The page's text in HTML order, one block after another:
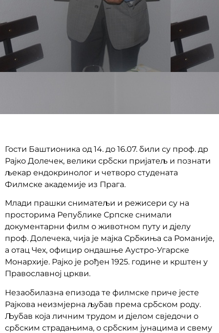
Гости Баштионика од 14. до 16.07. били су проф. др
Рајко Долечек, велики србски пријатељ и познати
љекар ендокринолог и четворо студената
Филмске академије из Прага.
Млади прашки сниматељи и режисери су на
просторима Републике Српске снимали
документарни филм о животном путу и дјелу
проф. Долечека, чија је мајка Србкиња са Романије,
а отац Чех, официр ондашње Аустро-Угарске
Монархије. Рајко је рођен 1925. године и крштен у
Православној цркви.
Незаобилазна епизода те филмске приче јесте
Рајкова неизмјерна љубав према србском роду.
Љубав која личним трудом и дјелом свједочи о
србским страдањима, о србским јунацима и свему